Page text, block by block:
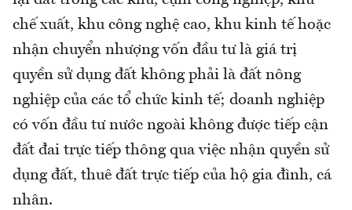
chế xuất, khu công nghệ cao, khu kinh tế hoặc
nhận chuyển nhượng vốn đầu tư là giá trị
quyền sử dụng đất không phải là đất nông
nghiệp của các tổ chức kinh tế; doanh nghiệp
có vốn đầu tư nước ngoài không được tiếp cận
đất đai trực tiếp thông qua việc nhận quyền sử
dụng đất, thuê đất trực tiếp của hộ gia đình, cá
nhân.